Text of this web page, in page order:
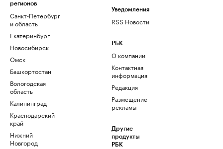
регионов
Санкт-Петербург
и область
Екатеринбург
Новосибирск
Омск
Башкортостан
Вологодская
область
Калининград
Краснодарский
край
Нижний
Новгород
Уведомления
RSS Новости
РБК
О компании
Контактная
информация
Редакция
Размещение
рекламы
Другие
продукты
РБК